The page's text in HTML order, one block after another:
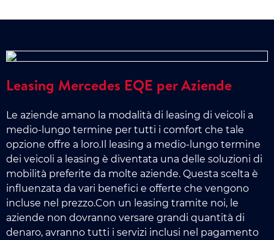
Leasing Mercedes EQE per Aziende
Le aziende amano la modalità di leasing di veicoli a
medio-lungo termine per tutti i comfort che tale
opzione offre a loro.Il leasing a medio-lungo termine
dei veicoli a leasing è diventata una delle soluzioni di
mobilità preferite da molte aziende. Questa scelta è
influenzata da vari benefici e offerte che vengono
incluse nel prezzo.Con un leasing tramite noi, le
aziende non dovranno versare grandi quantità di
denaro, avranno tutti i servizi inclusi nel pagamento